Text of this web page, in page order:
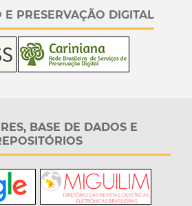
PRESERVAÇÃO DIGITAL
BASE DE DADOS E